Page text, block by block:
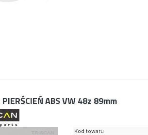
PIERŚCIEŃ ABS VW 48z 89mm
Kod towaru